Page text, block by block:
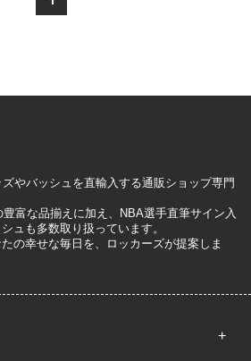
やバッシュを直輸入する通販ショップ専門
富な品揃えに加え、NBA選手直筆サイン入
ュも多数取り扱っています。
の幸せな毎日を、ロッカーズが提案しま